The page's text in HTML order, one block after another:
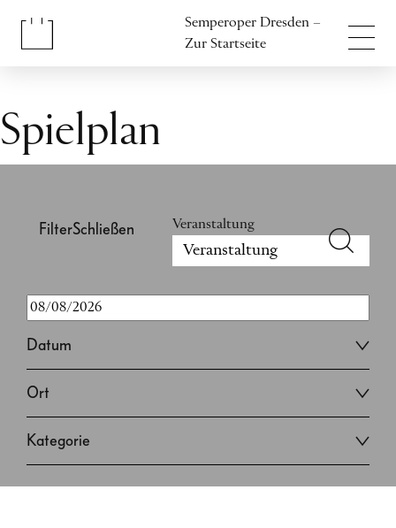
Semperoper Dresden –
Zur Startseite
Spielplan
FilterSchließen Veranstaltung
Datum
Ort
Kategorie